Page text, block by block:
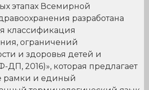
этапах Всемирной
разработана
классификация
ограничений
и здоровья детей и
ДП, 2016)», которая предлагает
рамки и единый